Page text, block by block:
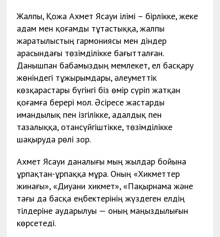
Жалпы, Қожа Ахмет Ясауи ілімі – бірлікке, жеке
адам мен қоғамды тұтастыққа, жалпы
жаратылыстың гармониясы мен діндер
арасындағы төзімділікке бағытталған.
Данышпан бабамыздың мемлекет, ел басқару
жөніндегі тұжырымдары, әлеуметтік
көзқарастары бүгінгі біз өмір сүріп жатқан
қоғамға берері мол. Әсіресе жастарды
имандылық пен ізгілікке, адалдық пен
тазалыққа, отансүйгіштікке, төзімділікке
шақыруда рөлі зор.
Ахмет Ясауи даналығы мың жылдар бойына
ұрпақтан-ұрпаққа мұра. Оның «Хикметтер
жинағы», «Диуани хикмет», «Пақырнама және
тағы да басқа еңбектерінің жүздеген елдің
тілдеріне аударылуы — оның маңыздылығын
көрсетеді.